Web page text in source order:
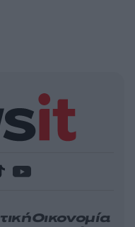
Οικονομία